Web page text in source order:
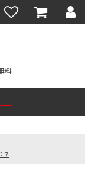
料
７